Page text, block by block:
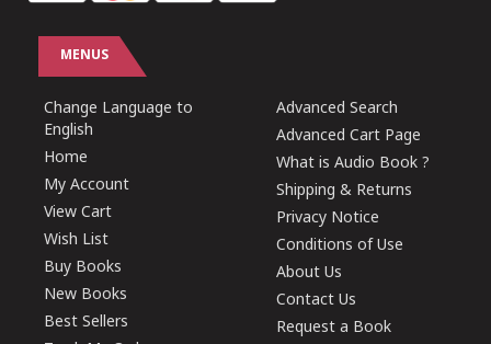
MENUS
Change Language to
English
Home
My Account
View Cart
Wish List
Buy Books
New Books
Best Sellers
Advanced Search
Advanced Cart Page
What is Audio Book ?
Shipping & Returns
Privacy Notice
Conditions of Use
About Us
Contact Us
Request a Book